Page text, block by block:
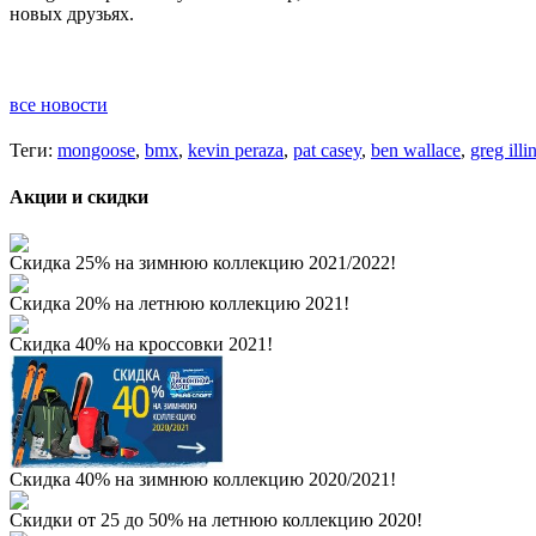
новых друзьях.
все новости
Теги: mongoose, bmx, kevin peraza, pat casey, ben wallace, greg
Акции и скидки
Скидка 25% на зимнюю коллекцию 2021/2022!
Скидка 20% на летнюю коллекцию 2021!
Скидка 40% на кроссовки 2021!
Скидка 40% на зимнюю коллекцию 2020/2021!
Скидки от 25 до 50% на летнюю коллекцию 2020!